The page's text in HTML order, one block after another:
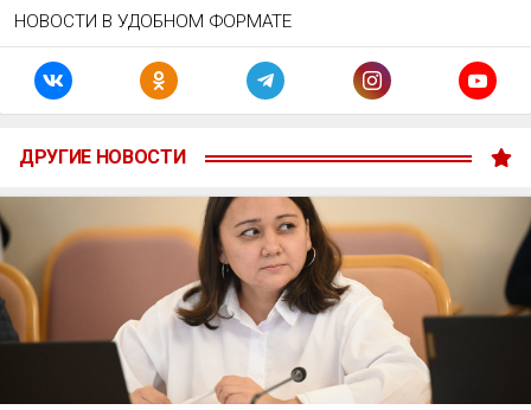
НОВОСТИ В УДОБНОМ ФОРМАТЕ
ДРУГИЕ НОВОСТИ